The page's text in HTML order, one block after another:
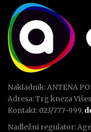
Nakladnik: ANTENA
Adresa: Trg kneza
Kontakt: 023/777-999,
Nadležni regulator: